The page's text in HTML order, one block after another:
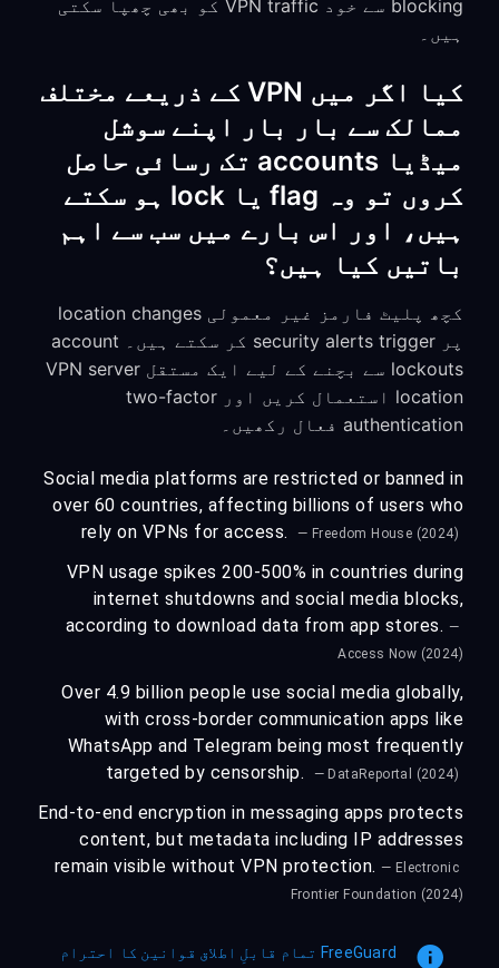
blocking سے خود VPN traffic کو بھی چھپا سکتی
ہیں۔
کیا اگر میں VPN کے ذریعے مختلف
ممالک سے بار بار اپنے سوشل
میڈیا accounts تک رسائی حاصل
کروں تو وہ flag یا lock ہو سکتے
ہیں، اور اس بارے میں سب سے اہم
باتیں کیا ہیں؟
کچھ پلیٹ فارمز غیر معمولی location changes
پر security alerts trigger کر سکتے ہیں۔ account
lockouts سے بچنے کے لیے ایک مستقل VPN server
location استعمال کریں اور two-factor
authentication فعال رکھیں۔
Social media platforms are restricted or banned in
over 60 countries, affecting billions of users who
rely on VPNs for access.
— Freedom House (2024)
VPN usage spikes 200-500% in countries during
internet shutdowns and social media blocks,
according to download data from app stores. —
Access Now (2024)
Over 4.9 billion people use social media globally,
with cross-border communication apps like
WhatsApp and Telegram being most frequently
targeted by censorship.
— DataReportal (2024)
End-to-end encryption in messaging apps protects
content, but metadata including IP addresses
remain visible without VPN protection.— Electronic
Frontier Foundation (2024)
FreeGuard تمام قابلِ اطلاق قوانین کا احترام